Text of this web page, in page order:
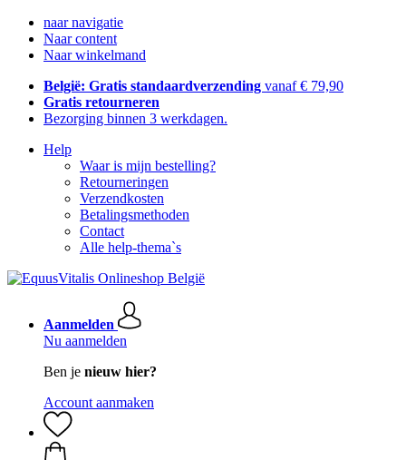
naar navigatie
Naar content
Naar winkelmand
België: Gratis standaardverzending vanaf € 79,90
Gratis retourneren
Bezorging binnen 3 werkdagen.
Help
Waar is mijn bestelling?
Retourneringen
Verzendkosten
Betalingsmethoden
Contact
Alle help-thema`s
Aanmelden
Nu aanmelden
Ben je nieuw hier?
Account aanmaken